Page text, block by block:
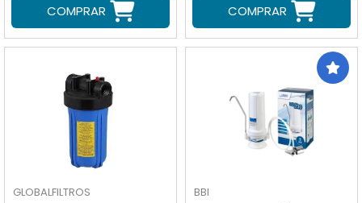
COMPRAR COMPRAR
GLOBALFILTROS BBI